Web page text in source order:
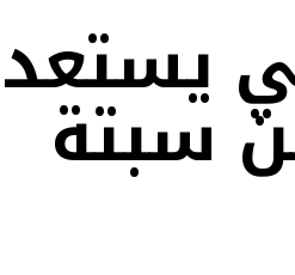
يستعد
سبتة